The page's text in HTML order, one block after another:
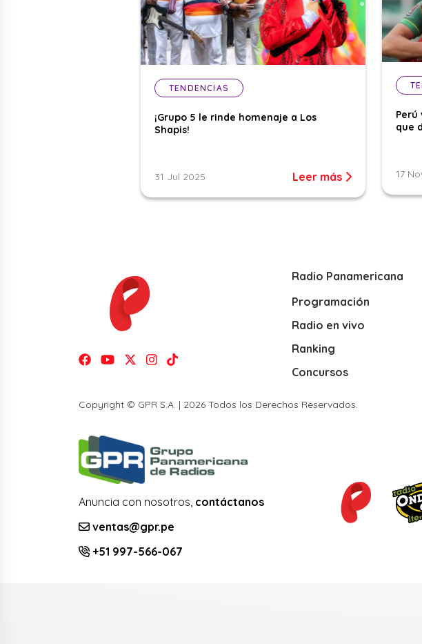
TENDENCIAS
¡Grupo 5 le rinde homenaje a Los
Shapis!
31 Jul 2025 Leer más
Perú
que
17
Radio Panamericana
Programación
Radio en vivo
Ranking
Concursos
Copyright © GPR S.A. | 2026 Todos los Derechos Reservados.
Anuncia con nosotros, contáctanos
ventas@gpr.pe
+51 997-566-067